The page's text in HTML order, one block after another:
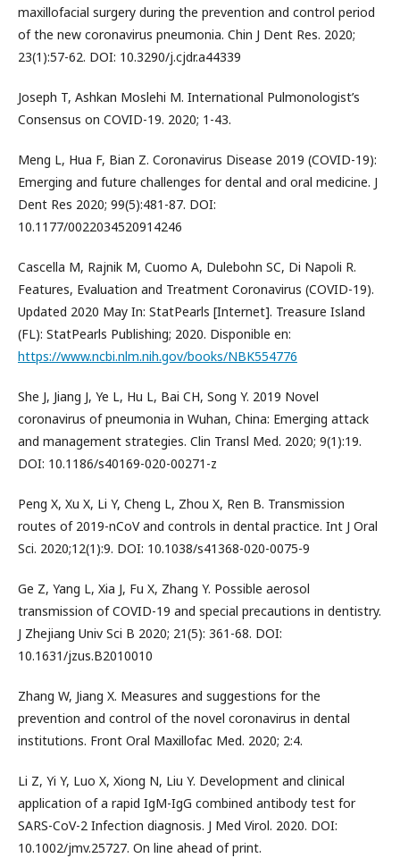
maxillofacial surgery during the prevention and control period
of the new coronavirus pneumonia. Chin J Dent Res. 2020;
23(1):57-62. DOI: 10.3290/j.cjdr.a44339
Joseph T, Ashkan Moslehi M. International Pulmonologist’s
Consensus on COVID-19. 2020; 1-43.
Meng L, Hua F, Bian Z. Coronavirus Disease 2019 (COVID-19):
Emerging and future challenges for dental and oral medicine. J
Dent Res 2020; 99(5):481-87. DOI:
10.1177/0022034520914246
Cascella M, Rajnik M, Cuomo A, Dulebohn SC, Di Napoli R.
Features, Evaluation and Treatment Coronavirus (COVID-19).
Updated 2020 May In: StatPearls [Internet]. Treasure Island
(FL): StatPearls Publishing; 2020. Disponible en:
https://www.ncbi.nlm.nih.gov/books/NBK554776
She J, Jiang J, Ye L, Hu L, Bai CH, Song Y. 2019 Novel
coronavirus of pneumonia in Wuhan, China: Emerging attack
and management strategies. Clin Transl Med. 2020; 9(1):19.
DOI: 10.1186/s40169-020-00271-z
Peng X, Xu X, Li Y, Cheng L, Zhou X, Ren B. Transmission
routes of 2019-nCoV and controls in dental practice. Int J Oral
Sci. 2020;12(1):9. DOI: 10.1038/s41368-020-0075-9
Ge Z, Yang L, Xia J, Fu X, Zhang Y. Possible aerosol
transmission of COVID-19 and special precautions in dentistry.
J Zhejiang Univ Sci B 2020; 21(5): 361-68. DOI:
10.1631/jzus.B2010010
Zhang W, Jiang X. Measures and suggestions for the
prevention and control of the novel coronavirus in dental
institutions. Front Oral Maxillofac Med. 2020; 2:4.
Li Z, Yi Y, Luo X, Xiong N, Liu Y. Development and clinical
application of a rapid IgM-IgG combined antibody test for
SARS-CoV-2 Infection diagnosis. J Med Virol. 2020. DOI:
10.1002/jmv.25727. On line ahead of print.